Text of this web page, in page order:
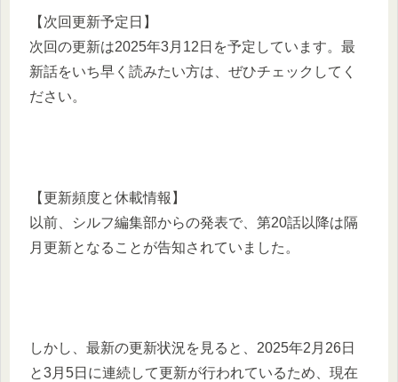
【次回更新予定日】
次回の更新は2025年3月12日を予定しています。​最
新話をいち早く読みたい方は、ぜひチェックしてく
ださい。 ​
【更新頻度と休載情報】
以前、シルフ編集部からの発表で、第20話以降は隔
月更新となることが告知されていました。​
しかし、最新の更新状況を見ると、2025年2月26日
と3月5日に連続して更新が行われているため、現在